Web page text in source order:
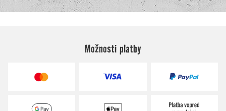
Možnosti platby